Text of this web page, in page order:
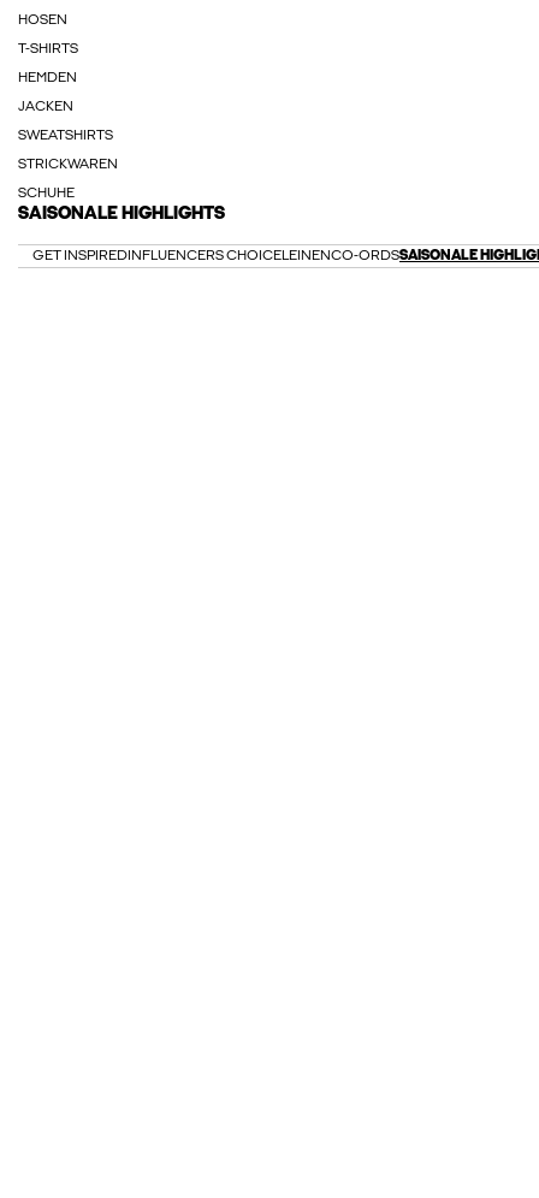
HOSEN
T-SHIRTS
HEMDEN
JACKEN
SWEATSHIRTS
STRICKWAREN
SCHUHE
SAISONALE HIGHLIGHTS
GET INSPIRED INFLUENCERS CHOICELEINENCO-ORDSSAISONALE